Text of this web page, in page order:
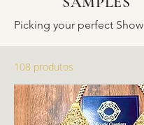
Picking your perfect Show
108 produtos